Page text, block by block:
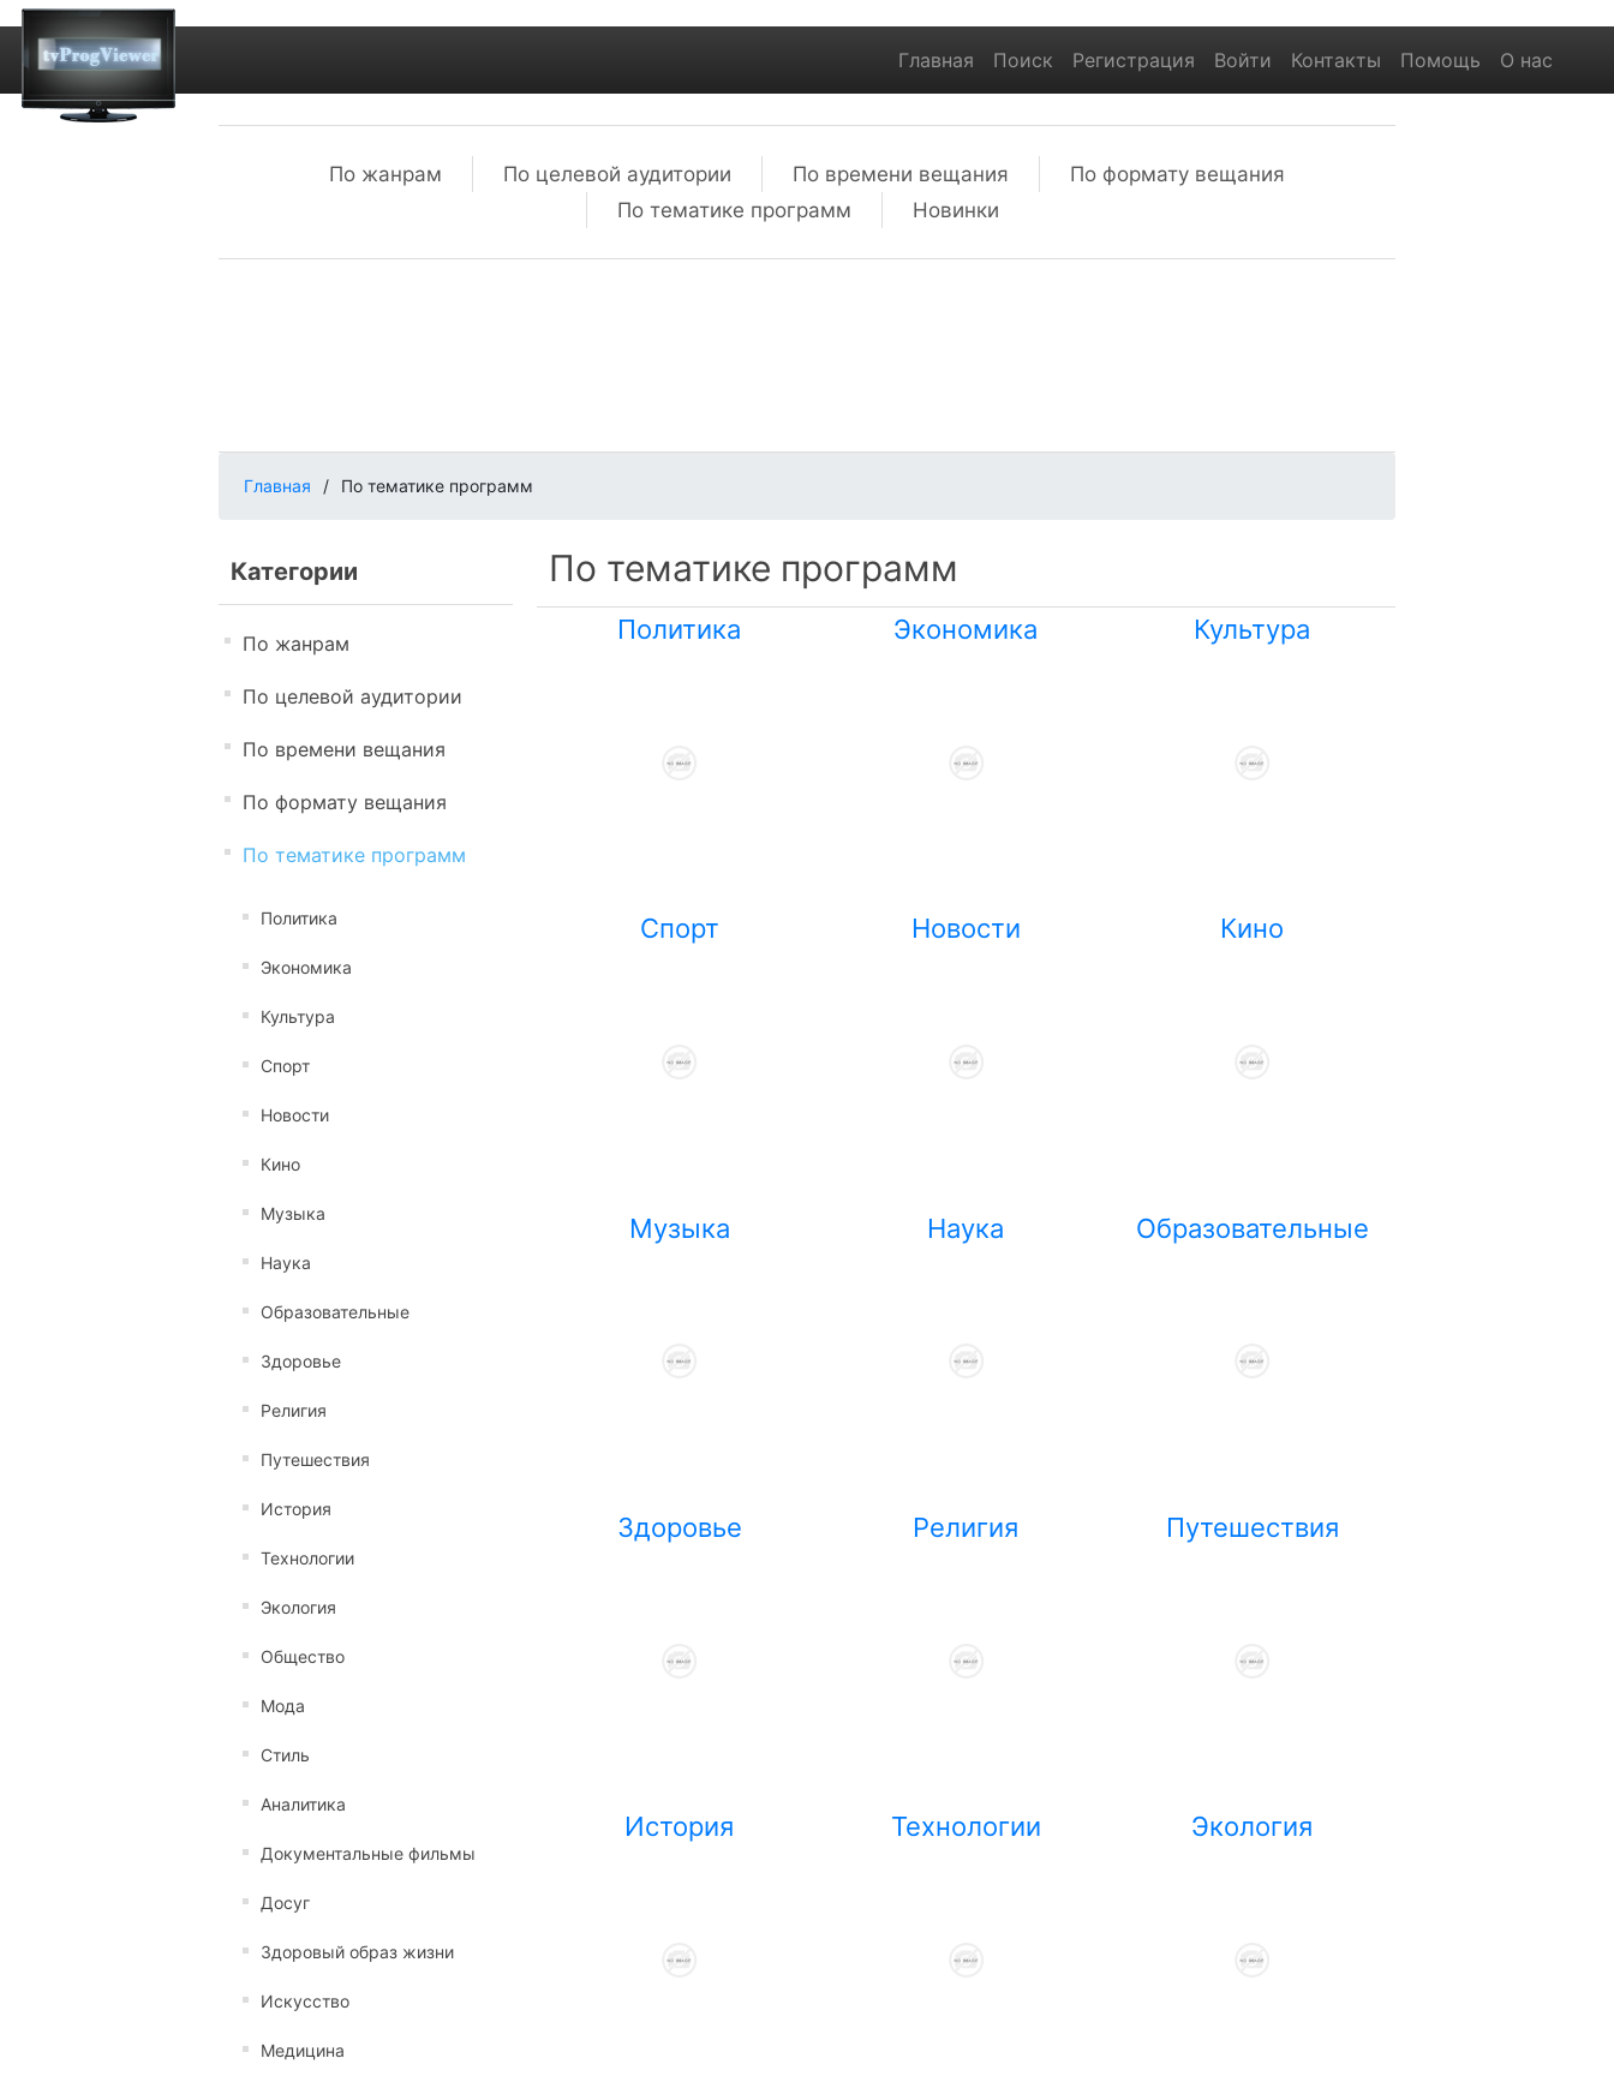
Главная Поиск Регистрация Войти Контакты Помощь О нас
По жанрам По целевой аудитории По времени вещания
По формату вещания
По тематике программ
Новинки
Главная / По тематике программ
Категории
По жанрам
По целевой аудитории
По времени вещания
По формату вещания
По тематике программ
Политика
Экономика
Культура
Спорт
Новости
Кино
Музыка
Наука
Образовательные
Здоровье
Религия
Путешествия
История
Технологии
Экология
Общество
Мода
Стиль
Аналитика
Документальные фильмы
Досуг
Здоровый образ жизни
Искусство
Медицина
По тематике программ
Политика Экономика Культура
Спорт Новости Кино
Музыка Наука Образовательные
Здоровье Религия Путешествия
История Технологии Экология